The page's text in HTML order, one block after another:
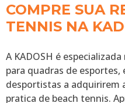
COMPRE SUA
TENNIS NA
A KADOSH é
para quadras de
desportistas a adquirirem
pratica de beach tennis.